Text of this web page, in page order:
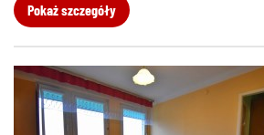
Pokaż szczegóły